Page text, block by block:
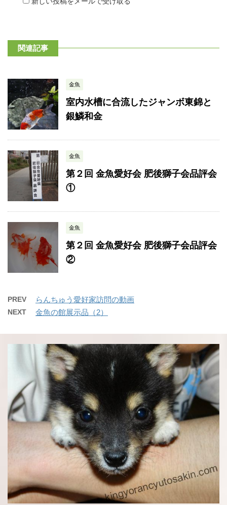
関連記事
金魚
室内水槽に合流したジャンボ東錦と
銀鱗和金
金魚
第２回 金魚愛好会 肥後獅子会品評会
①
金魚
第２回 金魚愛好会 肥後獅子会品評会
②
PREV らんちゅう愛好家訪問の動画
NEXT 金魚の館展示品（2）